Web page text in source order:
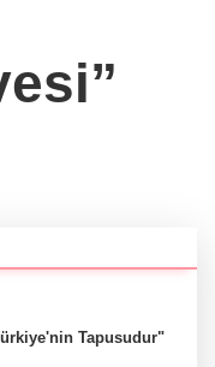
Tapusudur"